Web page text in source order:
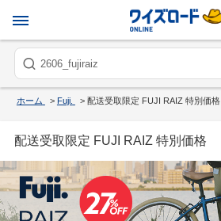
ホーム > Fuji. > 配送受取限定 FUJI RAIZ 特別価格
配送受取限定 FUJI RAIZ 特別価格